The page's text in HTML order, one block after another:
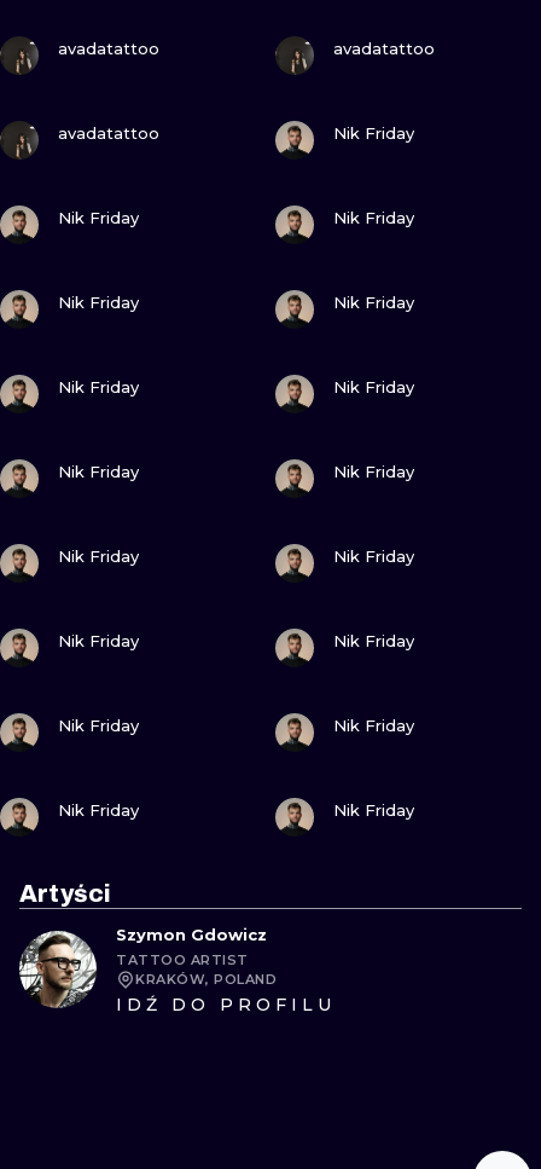
avadatattoo avadatattoo
avadatattoo Nik Friday
Nik Friday Nik Friday
Nik Friday Nik Friday
Nik Friday Nik Friday
Nik Friday Nik Friday
Nik Friday Nik Friday
Nik Friday Nik Friday
Nik Friday Nik Friday
Nik Friday Nik Friday
Artyści
Szymon Gdowicz
TATTOO ARTIST
KRAKÓW, POLAND
IDŹ DO PROFILU